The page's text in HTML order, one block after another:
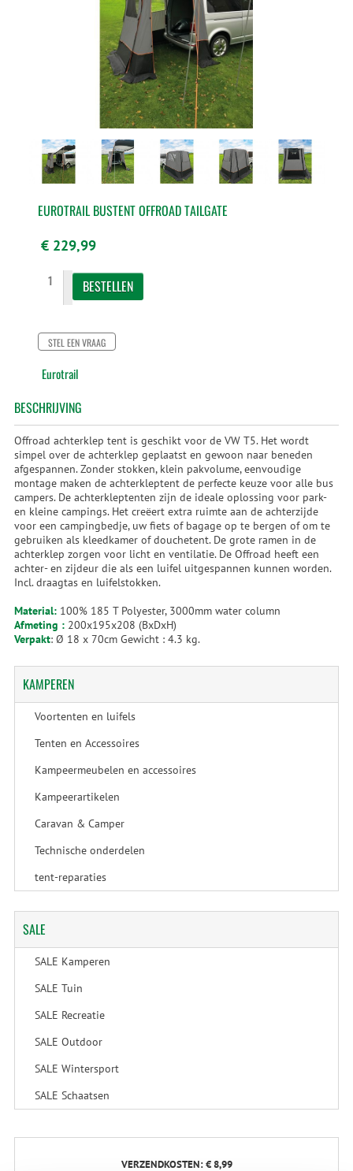
EUROTRAIL BUSTENT OFFROAD TAILGATE
€ 229,99
STEL EEN VRAAG
Eurotrail
BESCHRIJVING
Offroad achterklep tent is geschikt voor de VW T5. Het wordt
simpel over de achterklep geplaatst en gewoon naar beneden
afgespannen. Zonder stokken, klein pakvolume, eenvoudige
montage maken de achterkleptent de perfecte keuze voor alle bus
campers. De achterkleptenten zijn de ideale oplossing voor park-
en kleine campings. Het creëert extra ruimte aan de achterzijde
voor een campingbedje, uw fiets of bagage op te bergen of om te
gebruiken als kleedkamer of douchetent. De grote ramen in de
achterklep zorgen voor licht en ventilatie. De Offroad heeft een
achter- en zijdeur die als een luifel uitgespannen kunnen worden.
Incl. draagtas en luifelstokken.
Material:100% 185 T Polyester, 3000mm water column
Afmeting : 200x195x208 (BxDxH)
Verpakt: Ø 18 x 70cm Gewicht : 4.3 kg.
KAMPEREN
Voortenten en luifels
Tenten en Accessoires
Kampeermeubelen en accessoires
Kampeerartikelen
Caravan & Camper
Technische onderdelen
tent-reparaties
SALE
SALE Kamperen
SALE Tuin
SALE Recreatie
SALE Outdoor
SALE Wintersport
SALE Schaatsen
VERZENDKOSTEN: € 8,99